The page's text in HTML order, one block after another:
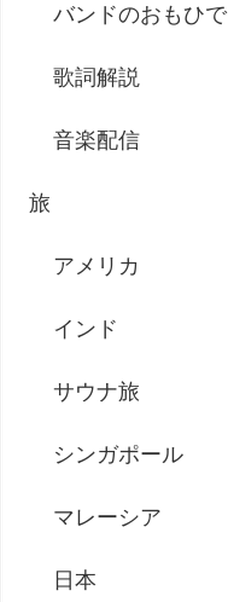
バンドのおもひで
歌詞解説
音楽配信
旅
アメリカ
インド
サウナ旅
シンガポール
マレーシア
日本